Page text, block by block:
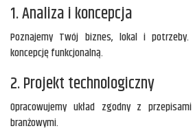
1. Analiza i koncepcja
Poznajemy Twój biznes, lokal i
koncepcję funkcjonalną.
2. Projekt technologiczny
Opracowujemy układ zgodny z
branżowymi.